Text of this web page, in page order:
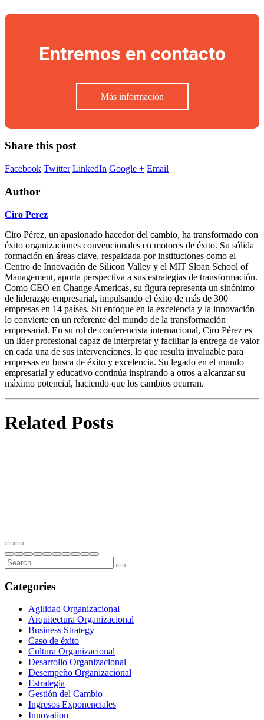
Entremos en contacto
Más información
Share this post
Facebook Twitter LinkedIn Google + Email
Author
Ciro Perez
Ciro Pérez, un apasionado hacedor del cambio, ha transformado con
éxito organizaciones convencionales en motores de éxito. Su sólida
formación en áreas clave, respaldada por instituciones como el
Centro de Innovación de Silicon Valley y el MIT Sloan School of
Management, aporta perspectiva a sus estrategias de transformación.
Como CEO en Change Americas, su figura representa un sinónimo
de liderazgo empresarial, impulsando el éxito de más de 300
empresas en 14 países. Su enfoque en la excelencia y la innovación
lo convierte en un referente del mundo de la transformación
empresarial. En su rol de conferencista internacional, Ciro Pérez es
un líder profesional capaz de interpretar y facilitar la entrega de valor
en cada una de sus intervenciones, lo que resulta invaluable para
empresas en busca de éxito y excelencia. Su legado en el mundo
empresarial y educativo continúa inspirando a otros a alcanzar su
máximo potencial, haciendo que los cambios ocurran.
Related Posts
Categories
Agilidad Organizacional
Arquitectura Organizacional
Business Strategy
Caso de éxito
Cultura Organizacional
Desarrollo Organizacional
Desempeño Organizacional
Estrategia
Gestión del Cambio
Ingresos Exponenciales
Innovation